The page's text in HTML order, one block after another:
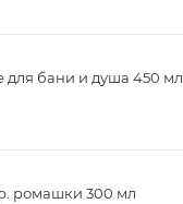
бани и душа 450 мл
ромашки 300 мл